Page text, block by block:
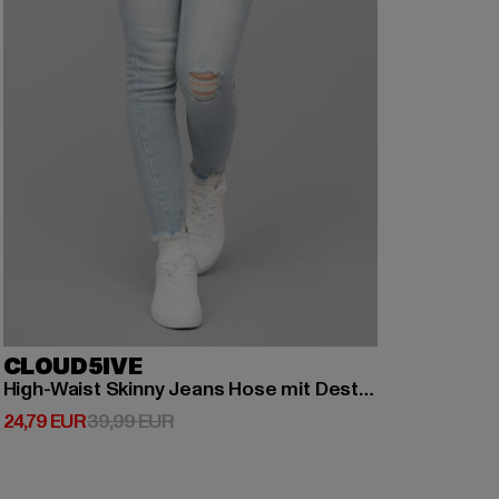
CLOUD5IVE
High-Waist Skinny Jeans Hose mit Destroy Details 5 Pockets
24,79 EUR
Derzeitiger Preis: 24,79 EUR
39,99 EURAktionspreis: 39,99 EUR